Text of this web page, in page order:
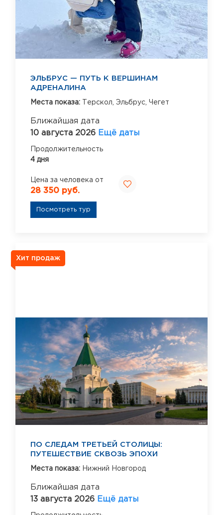
ЭЛЬБРУС — ПУТЬ К ВЕРШИНАМ
АДРЕНАЛИНА
Места показа: Терскол, Эльбрус, Чегет
Ближайшая дата
10 августа 2026 Ещё даты
Продолжительность
4 дня
Цена за человека от
28 350 руб.
Посмотреть тур
Хит продаж
ПО СЛЕДАМ ТРЕТЬЕЙ СТОЛИЦЫ:
ПУТЕШЕСТВИЕ СКВОЗЬ ЭПОХИ
Места показа: Нижний Новгород
Ближайшая дата
13 августа 2026 Ещё даты